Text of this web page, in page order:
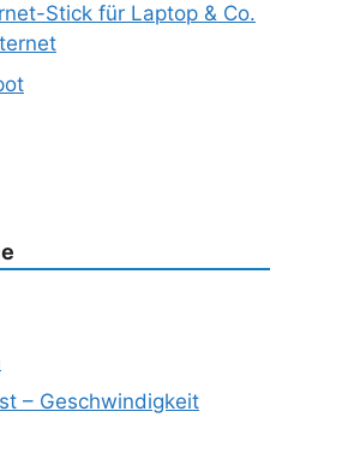
Stick für Laptop & Co.
– Geschwindigkeit